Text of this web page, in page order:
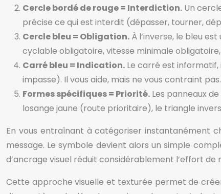
Cercle bordé de rouge = Interdiction. Un
précise ce qui est interdit (dépasser, tourner,
Cercle bleu = Obligation. À l’inverse, le bleu
cyclable obligatoire, vitesse minimale
Carré bleu = Indication. Le carré est
impasse). Il vous aide, mais ne vous contraint pas.
Formes spécifiques = Priorité. Les panneaux
losange jaune (route prioritaire), le triangle
En vous entraînant à catégoriser instantanément
message. Le symbole devient alors un simple
d’ancrage visuel réduit considérablement l’effort
Cette approche visuelle et texturée permet de